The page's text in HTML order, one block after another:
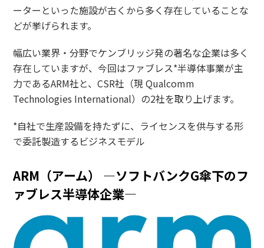
ーターといった施設が古くから多く存在していることな
どが挙げられます。
幅広い業界・分野でケンブリッジ発の著名な企業は多く
存在していますが、今回はファブレス*半導体事業が主
力であるARM社と、CSR社（現 Qualcomm
Technologies International）の2社を取り上げます。
*自社で生産設備を持たずに、ライセンスを供与する形
で委託製造するビジネスモデル
ARM（アーム） ―ソフトバンクG傘下のフ
ァブレス半導体企業―